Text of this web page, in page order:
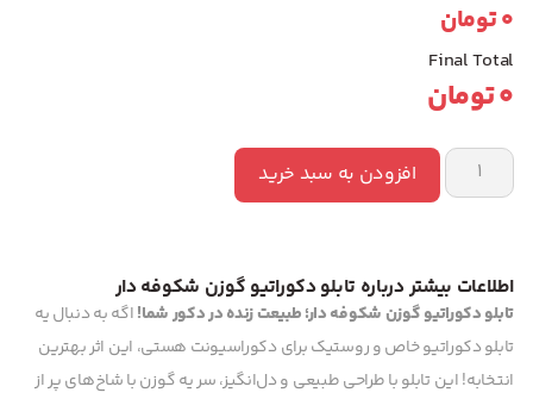
0تومان
Final Total
0تومان
افزودن به سبد خرید
اطلاعات بیشتر درباره تابلو دکوراتیو گوزن شکوفه دار
تابلو دکوراتیو گوزن شکوفه دار؛ طبیعت زنده در دکور شما!اگه به دنبال یه
تابلو دکوراتیو خاص و روستیک برای دکوراسیونت هستی، این اثر بهترین
انتخابه! این تابلو با طراحی طبیعی و دل‌انگیز، سر یه گوزن با شاخ‌های پر از